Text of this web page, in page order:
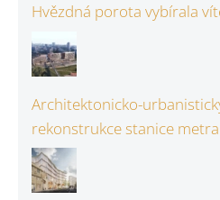
Hvězdná porota vybírala
Architektonicko-
rekonstrukce stanice